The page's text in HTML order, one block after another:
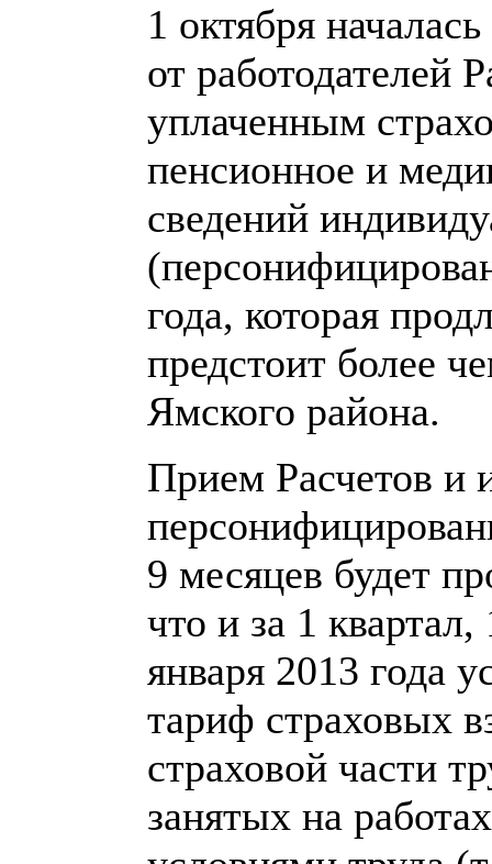
1 октября
от работодателей
уплаченным
пенсионное и
сведений
года, которая
предстоит более
Ямского района.
Прием Расчетов и
9 месяцев будет
что и за 1
января 2013 года
тариф страховых
страховой части
занятых на